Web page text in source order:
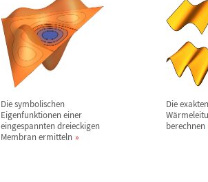
Die symbolischen
Eigenfunktionen einer
eingespannten dreieckigen
Membran ermitteln
Die
Wä
berechnen